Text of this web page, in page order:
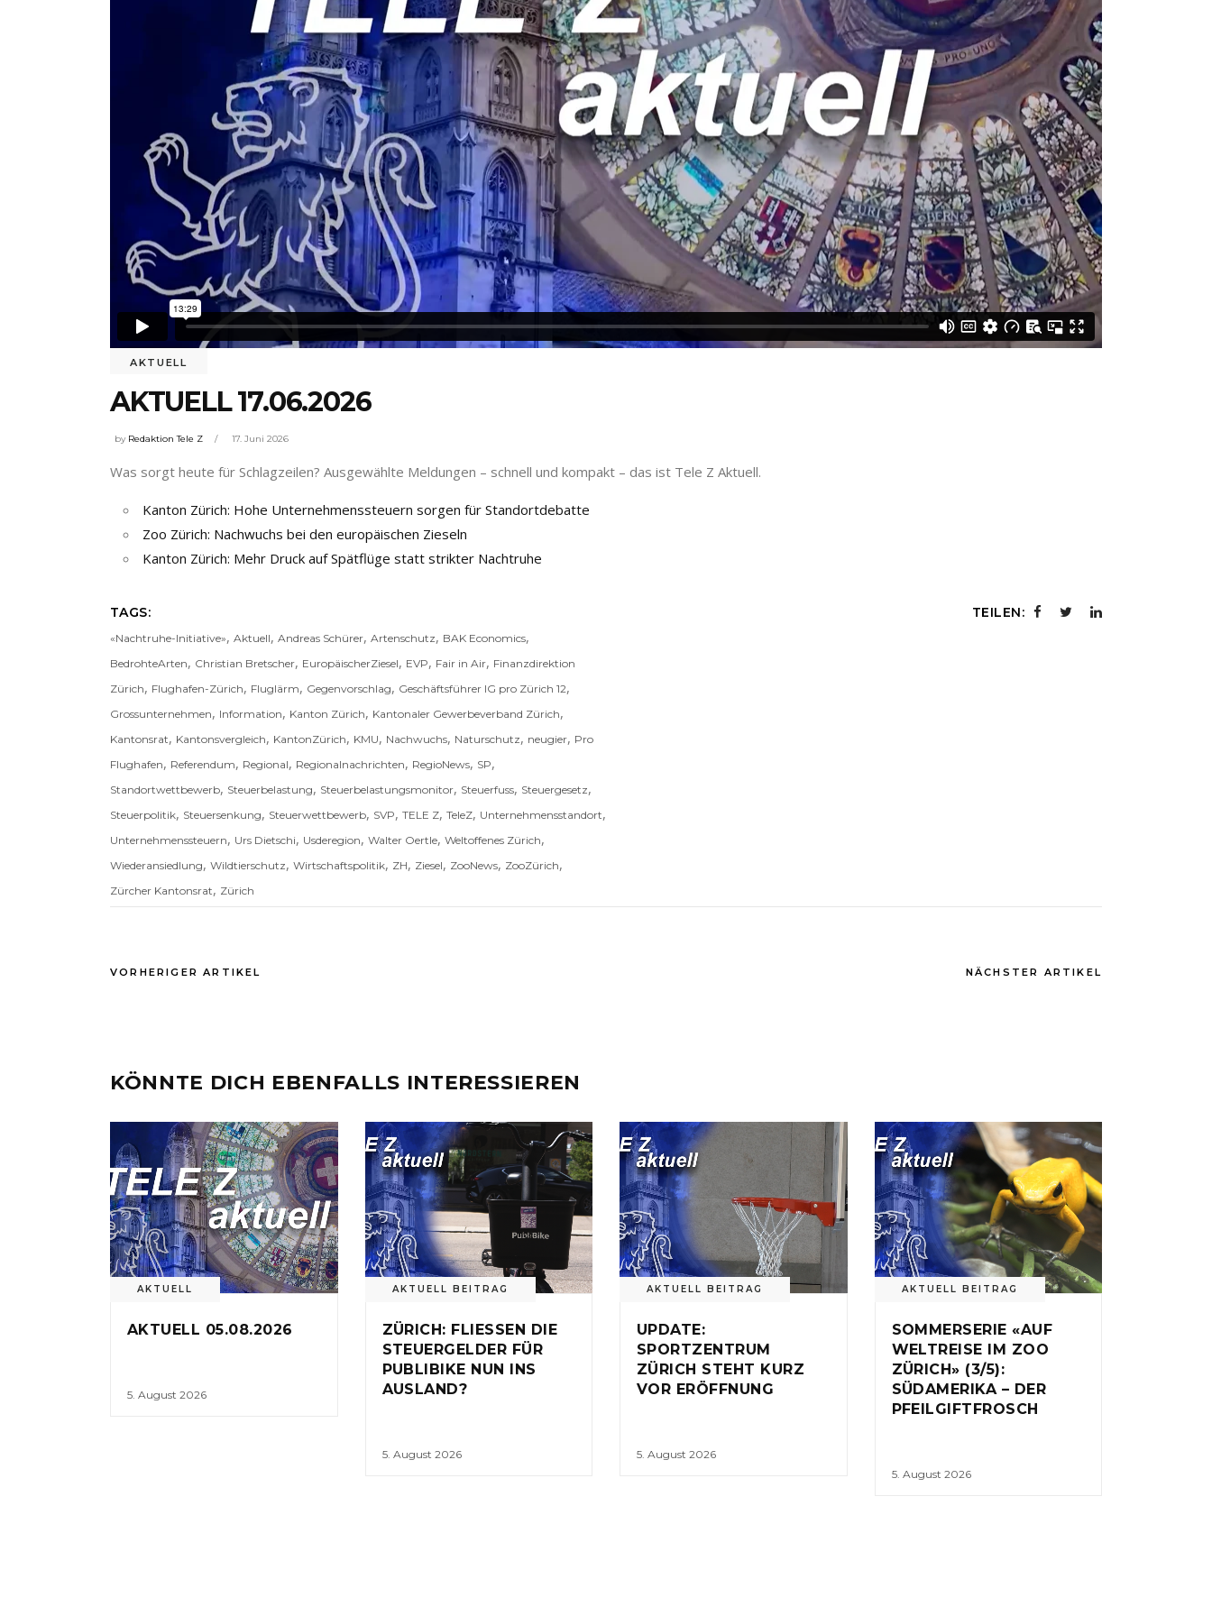
AKTUELL
AKTUELL 17.06.2026
by Redaktion Tele Z 17. Juni 2026
Was sorgt heute für Schlagzeilen? Ausgewählte Meldungen – schnell und kompakt – das ist Tele Z Aktuell.
Kanton Zürich: Hohe Unternehmenssteuern sorgen für Standortdebatte
Zoo Zürich: Nachwuchs bei den europäischen Zieseln
Kanton Zürich: Mehr Druck auf Spätflüge statt strikter Nachtruhe
TAGS:
«Nachtruhe-Initiative», Aktuell, Andreas Schürer, Artenschutz, BAK Economics,
BedrohteArten, Christian Bretscher, EuropäischerZiesel, EVP, Fair in Air, Finanzdirektion
Zürich, Flughafen-Zürich, Fluglärm, Gegenvorschlag, Geschäftsführer IG pro Zürich 12,
Grossunternehmen, Information, Kanton Zürich, Kantonaler Gewerbeverband Zürich,
Kantonsrat, Kantonsvergleich, KantonZürich, KMU, Nachwuchs, Naturschutz, neugier, Pro
Flughafen, Referendum, Regional, Regionalnachrichten, RegioNews, SP,
Standortwettbewerb, Steuerbelastung, Steuerbelastungsmonitor, Steuerfuss, Steuergesetz,
Steuerpolitik, Steuersenkung, Steuerwettbewerb, SVP, TELE Z, TeleZ, Unternehmensstandort,
Unternehmenssteuern, Urs Dietschi, Usderegion, Walter Oertle, Weltoffenes Zürich,
Wiederansiedlung, Wildtierschutz, Wirtschaftspolitik, ZH, Ziesel, ZooNews, ZooZürich,
Zürcher Kantonsrat, Zürich
TEILEN:
VORHERIGER ARTIKEL NÄCHSTER ARTIKEL
KÖNNTE DICH EBENFALLS INTERESSIEREN
AKTUELL
AKTUELL 05.08.2026
5. August 2026
AKTUELL BEITRAG
ZÜRICH: FLIESSEN DIE
STEUERGELDER FÜR
PUBLIBIKE NUN INS
AUSLAND?
5. August 2026
AKTUELL BEITRAG
UPDATE:
SPORTZENTRUM
ZÜRICH STEHT KURZ
VOR ERÖFFNUNG
5. August 2026
AKTUELL BEITRAG
SOMMERSERIE «AUF
WELTREISE IM ZOO
ZÜRICH» (3/5):
SÜDAMERIKA – DER
PFEILGIFTFROSCH
5. August 2026